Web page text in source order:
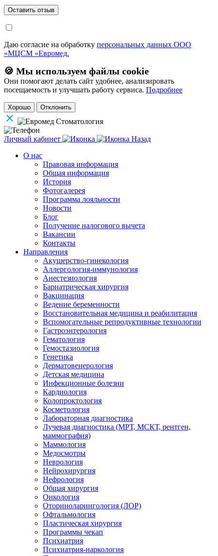
Даю согласие на обработку персональных данных ООО
«МЦСМ «Евромед.
🍪 Мы используем файлы cookie
Они помогают делать сайт удобнее, анализировать
посещаемость и улучшать работу сервиса. Подробнее
Хорошо Отклонить
Личный кабинет
Назад
О нас
Правовая информация
Общая информация
История
Фотогалерея
Программа лояльности
Новости
Блог
Получение налогового вычета
Вакансии
Контакты
Направления
Акушерство-гинекология
Аллергология-иммунология
Анестезиология
Бариатрическая хирургия
Вакцинация
Ведение беременности
Восстановительная медицина и реабилитация
Вспомогательные репродуктивные технологии
Гастроэнтерология
Гематология
Гемостазиология
Генетика
Дерматовенерология
Детская медицина
Инфекционные болезни
Кардиология
Колопроктология
Косметология
Лабораторная диагностика
Лучевая диагностика (МРТ, МСКТ, рентген,
маммография)
Маммология
Медосмотры
Неврология
Нейрохирургия
Нефрология
Общая хирургия
Онкология
Оториноларингология (ЛОР)
Офтальмология
Пластическая хирургия
Программы чекап
Психиатрия
Психиатрия-наркология